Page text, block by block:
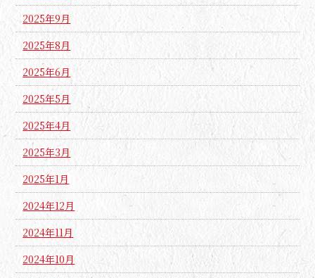
2025年9月
2025年8月
2025年6月
2025年5月
2025年4月
2025年3月
2025年1月
2024年12月
2024年11月
2024年10月